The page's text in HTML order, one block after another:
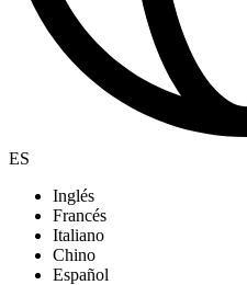
ES
Inglés
Francés
Italiano
Chino
Español